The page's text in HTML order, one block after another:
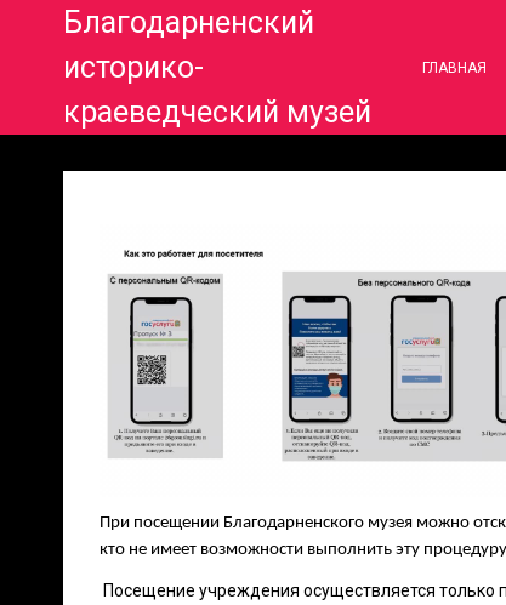
Благодарненский
историко-
краеведческий музей
ГЛАВНАЯ
При посещении Благодарненского музея можно
кто не имеет возможности выполнить эту
Посещение учреждения осуществляется только